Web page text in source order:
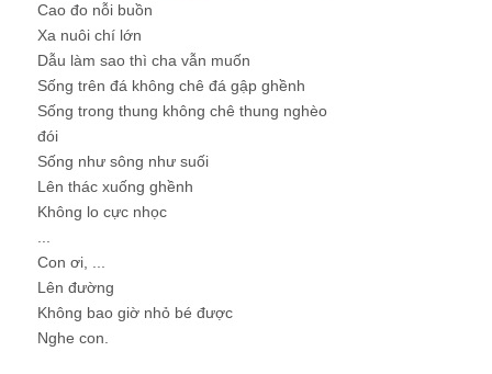
Cao đo nỗi buồn
Xa nuôi chí lớn
Dẫu làm sao thì cha vẫn muốn
Sống trên đá không chê đá gập ghềnh
Sống trong thung không chê thung nghèo
đói
Sống như sông như suối
Lên thác xuống ghềnh
Không lo cực nhọc
...
Con ơi, ...
Lên đường
Không bao giờ nhỏ bé được
Nghe con.